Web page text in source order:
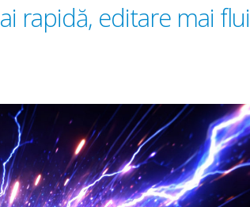
rapidă, editare mai